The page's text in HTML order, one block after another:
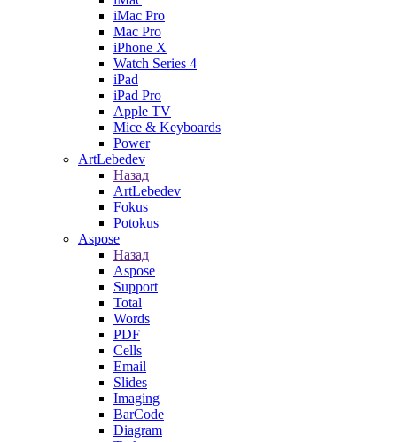
iMac Pro
Mac Pro
iPhone X
Watch Series 4
iPad
iPad Pro
Apple TV
Mice & Keyboards
Power
ArtLebedev
Назад
ArtLebedev
Fokus
Potokus
Aspose
Назад
Aspose
Support
Total
Words
PDF
Cells
Email
Slides
Imaging
BarCode
Diagram